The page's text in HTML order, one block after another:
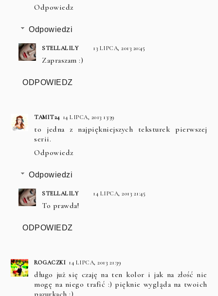
Odpowiedz
Odpowiedzi
STELLALILY 13 LIPCA, 2013 20:45
Zapraszam :)
ODPOWIEDZ
TAMIT24 14 LIPCA, 2013 13:39
to jedna z najpiękniejszych teksturek pierwszej
serii.
Odpowiedz
Odpowiedzi
STELLALILY 14 LIPCA, 2013 21:45
To prawda!
ODPOWIEDZ
ROGACZKI 14 LIPCA, 2013 21:39
długo już się czaję na ten kolor i jak na złość nie
mogę na niego trafić :) pięknie wygląda na twoich
pazurkach :)